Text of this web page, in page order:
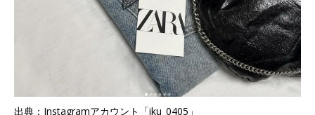
出典：Instagramアカウント「iku_0405」